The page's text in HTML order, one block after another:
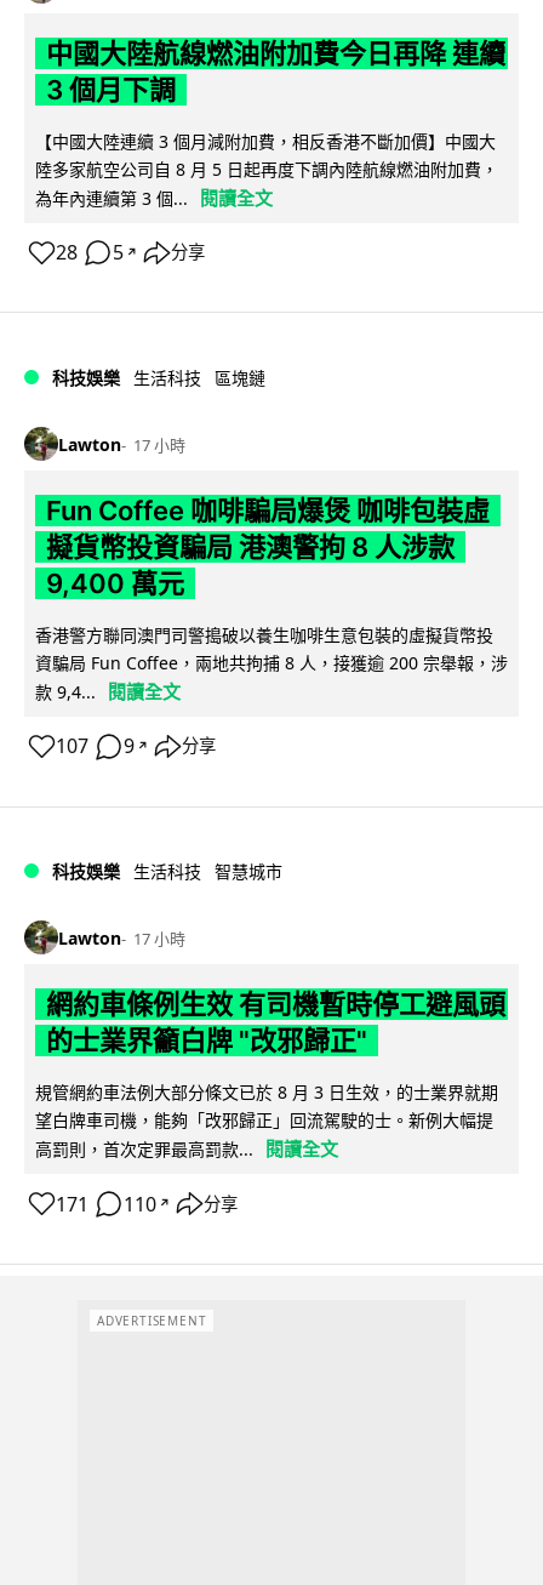
中國大陸航線燃油附加費今日再降 連續
3 個月下調
【中國大陸連續 3 個月減附加費，相反香港不斷加價】中國大
陸多家航空公司自 8 月 5 日起再度下調內陸航線燃油附加費，
為年內連續第 3 個...
閱讀全文
28 5 ↗ 分享
科技娛樂 生活科技 區塊鏈
Lawton 17 小時
Fun Coffee 咖啡騙局爆煲 咖啡包裝虛
擬貨幣投資騙局 港澳警拘 8 人涉款
9,400 萬元
香港警方聯同澳門司警搗破以養生咖啡生意包裝的虛擬貨幣投
資騙局 Fun Coffee，兩地共拘捕 8 人，接獲逾 200 宗舉報，涉
款 9,4...
閱讀全文
107 9 ↗ 分享
科技娛樂 生活科技 智慧城市
Lawton 17 小時
網約車條例生效 有司機暫時停工避風頭
的士業界籲白牌 "改邪歸正"
規管網約車法例大部分條文已於 8 月 3 日生效，的士業界就期
望白牌車司機，能夠「改邪歸正」回流駕駛的士。新例大幅提
高罰則，首次定罪最高罰款...
閱讀全文
171 110 ↗ 分享
ADVERTISEMENT